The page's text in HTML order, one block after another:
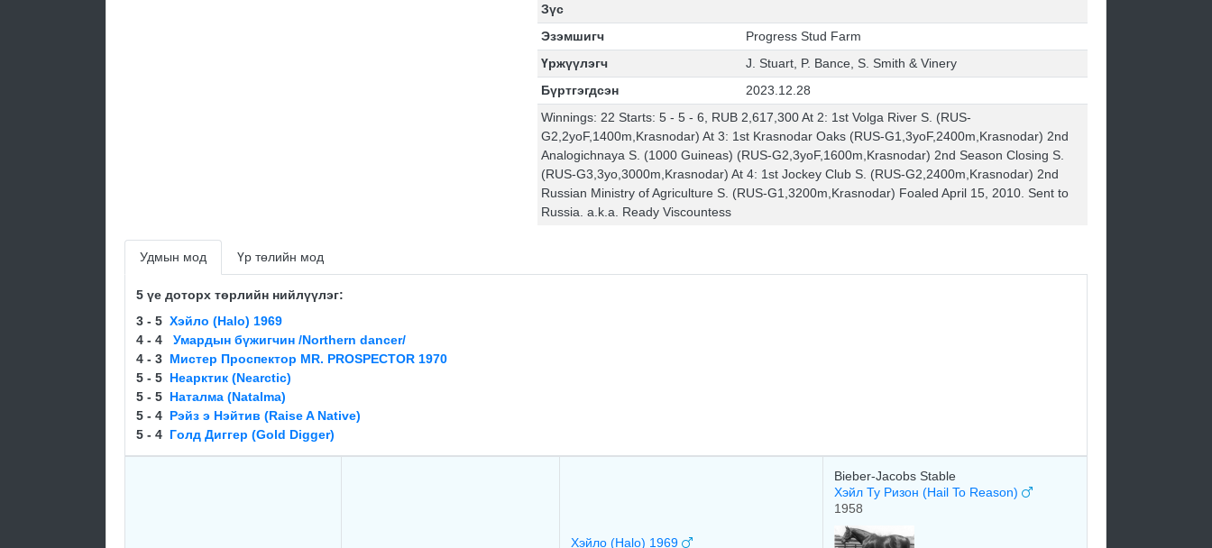
Зүс
Эзэмшигч
Progress Stud Farm
Үржүүлэгч
J. Stuart, P. Bance, S. Smith & Vinery
Бүртгэгдсэн
2023.12.28
Winnings: 22 Starts: 5 - 5 - 6, RUB 2,617,300 At 2: 1st Volga River S. (RUS-
G2,2yoF,1400m,Krasnodar) At 3: 1st Krasnodar Oaks (RUS-G1,3yoF,2400m,Krasnodar) 2nd
Analogichnaya S. (1000 Guineas) (RUS-G2,3yoF,1600m,Krasnodar) 2nd Season Closing S.
(RUS-G3,3yo,3000m,Krasnodar) At 4: 1st Jockey Club S. (RUS-G2,2400m,Krasnodar) 2nd
Russian Ministry of Agriculture S. (RUS-G1,3200m,Krasnodar) Foaled April 15, 2010. Sent to
Russia. a.k.a. Ready Viscountess
Удмын мод Үр төлийн мод
5 үе доторх төрлийн нийлүүлэг:
3 - 5 Хэйло (Halo) 1969
4 - 4
Умардын бүжигчин /Northern dancer/
4 - 3 Мистер Проспектор MR. PROSPECTOR 1970
5 - 5 Неарктик (Nearctic)
5 - 5 Наталма (Natalma)
5 - 4 Рэйз э Нэйтив (Raise A Native)
5 - 4 Гoлд Диггeр (Gold Digger)
Хэйло (Halo) 1969
Bieber-Jacobs Stable
Хэйл Ту Ризон (Hail To Reason)
1958